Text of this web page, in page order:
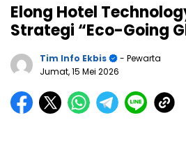
Elong Hotel
Strategi “Eco-Going
Tim Info Ekbis
- Pewarta
Jumat, 15 Mei 2026